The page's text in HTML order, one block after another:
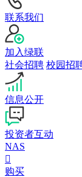
联系我们
加入绿联
社会招聘 校园招
信息公开
投资者互动
NAS

购买